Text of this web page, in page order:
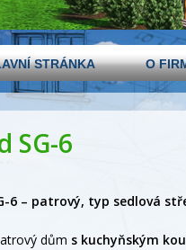
STRÁNKA O
SG-6
6 – patrový, typ sedlová
dům s kuchyňským